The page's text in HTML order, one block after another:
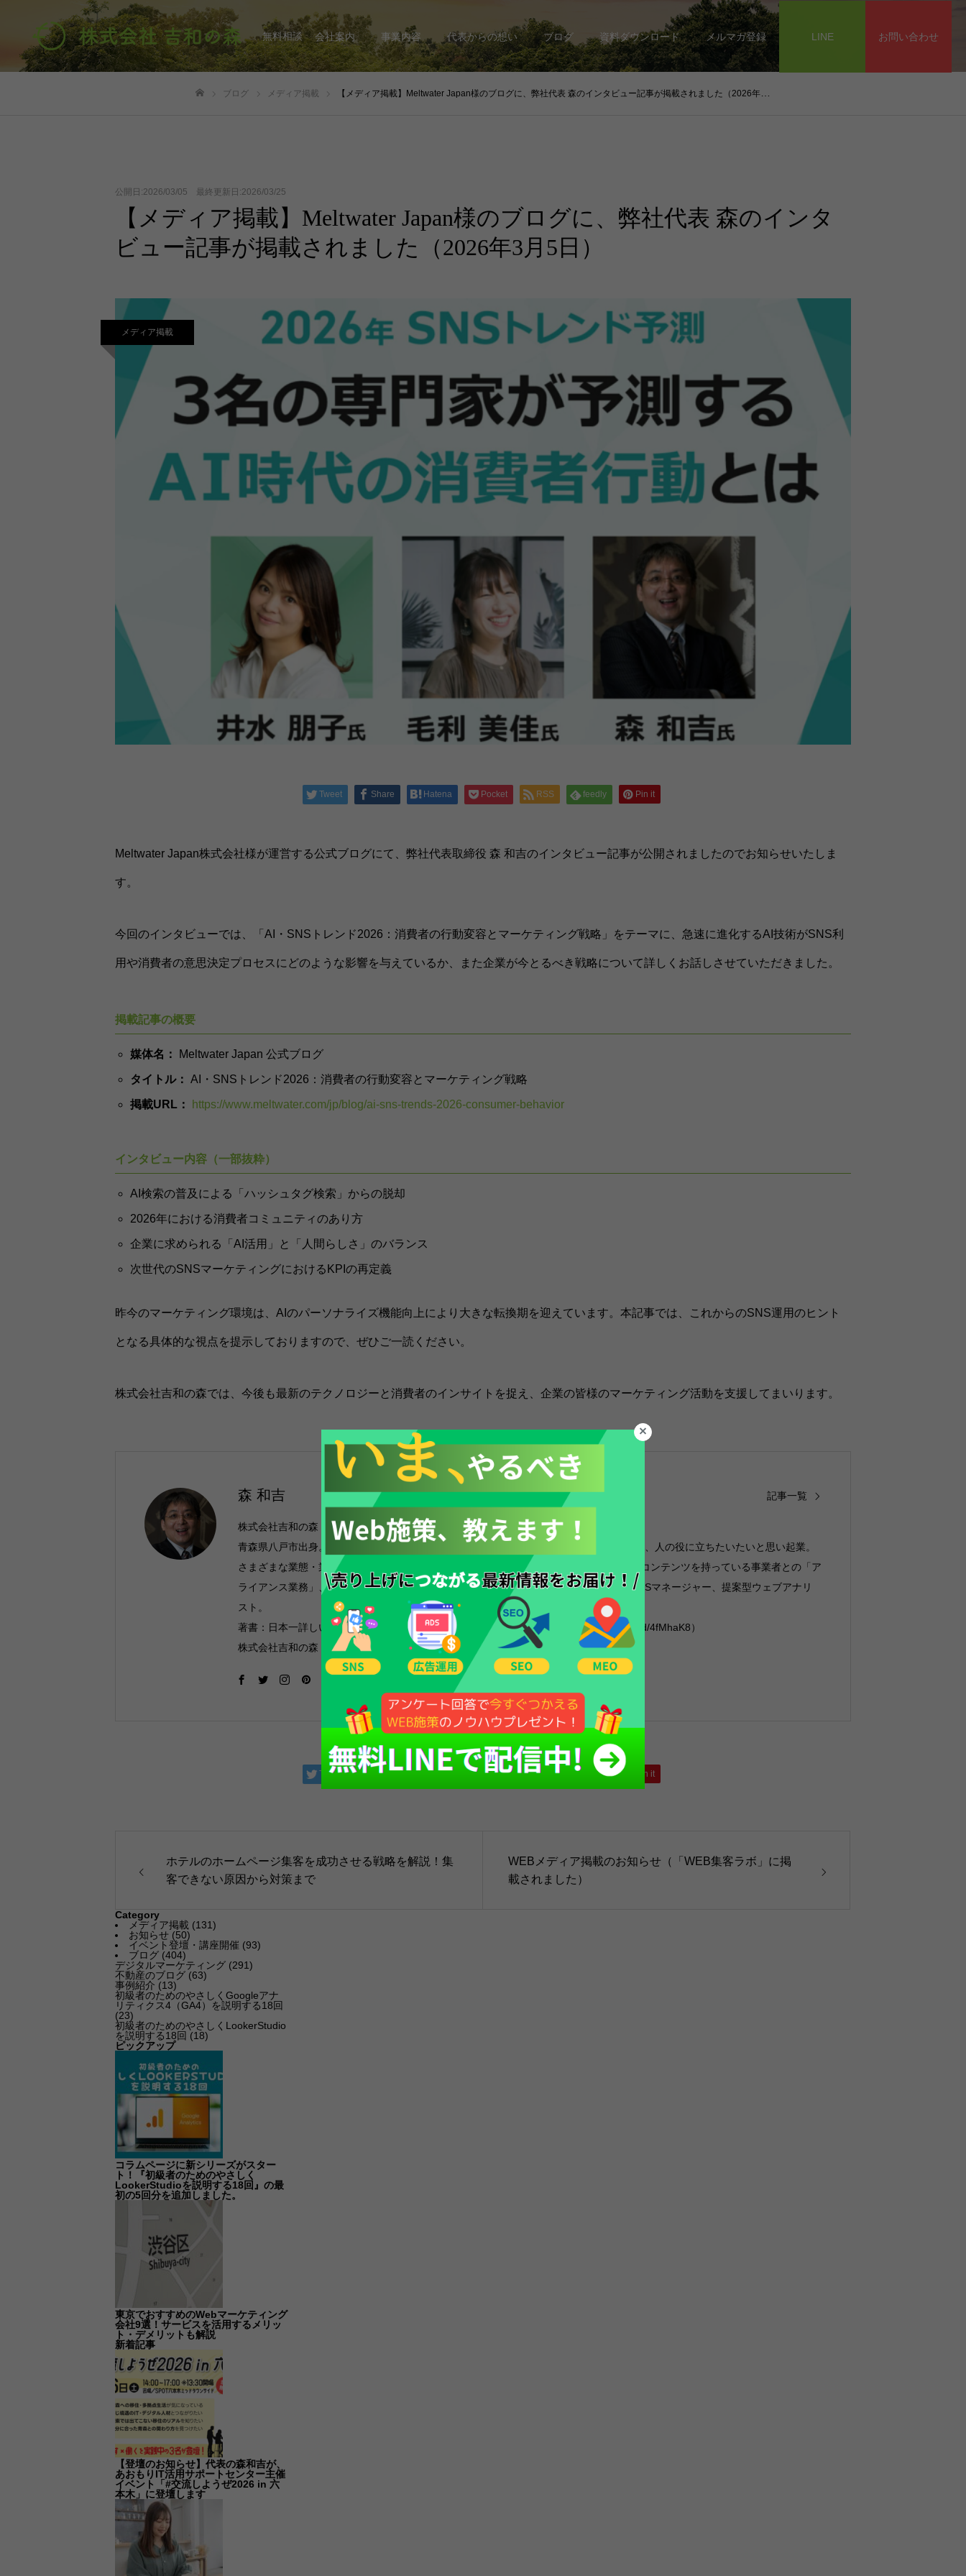
無料相談 会社案内 事業内容 代表からの想い ブログ 資料ダウンロード メルマガ登録 LINE お問い合わせ
ブログ メディア掲載 【メディア掲載】Meltwater Japan様のブログに、弊社代表 森のインタビュー記事が掲載されました（2026年3月5日）
公開日:2026/03/05 最終更新日:2026/03/25
【メディア掲載】Meltwater Japan様のブログに、弊社代表 森のインタ
ビュー記事が掲載されました（2026年3月5日）
メディア掲載
Tweet Share Hatena Pocket RSS feedly Pin it
Meltwater Japan株式会社様が運営する公式ブログにて、弊社代表取締役 森 和吉のインタビュー記事が公開されましたのでお知らせいたしま
す。
今回のインタビューでは、「AI・SNSトレンド2026：消費者の行動変容とマーケティング戦略」をテーマに、急速に進化するAI技術がSNS利
用や消費者の意思決定プロセスにどのような影響を与えているか、また企業が今とるべき戦略について詳しくお話しさせていただきました。
掲載記事の概要
媒体名： Meltwater Japan 公式ブログ
タイトル： AI・SNSトレンド2026：消費者の行動変容とマーケティング戦略
掲載URL： https://www.meltwater.com/jp/blog/ai-sns-trends-2026-consumer-behavior
インタビュー内容（一部抜粋）
AI検索の普及による「ハッシュタグ検索」からの脱却
2026年における消費者コミュニティのあり方
企業に求められる「AI活用」と「人間らしさ」のバランス
次世代のSNSマーケティングにおけるKPIの再定義
昨今のマーケティング環境は、AIのパーソナライズ機能向上により大きな転換期を迎えています。本記事では、これからのSNS運用のヒント
となる具体的な視点を提示しておりますので、ぜひご一読ください。
株式会社吉和の森では、今後も最新のテクノロジーと消費者のインサイトを捉え、企業の皆様のマーケティング活動を支援してまいります。
森 和吉 記事一覧
株式会社吉和の森 代表取締役
青森県八戸市出身。2019年11月、ライフワークとしてデジタル・マーケティングに携わり、人の役に立ちたいたいと思い起業。
さまざまな業態・業種の事業案件を手掛けている。コンテンツ立ち上げ後の集客や運用、コンテンツを持っている事業者との「ア
ライアンス業務」、「Webを使った集客」を強みとするウェブ解析士マスター、チーフSNSマネージャー、提案型ウェブアナリ
スト。
著書：日本一詳しいWeb集客術「デジタル・マーケティング超入門」（https://amzn.asia/d/4fMhaK8）
株式会社吉和の森：https://yoshikazunomori.com/
Tweet Share Hatena Pocket RSS feedly Pin it
ホテルのホームページ集客を成功させる戦略を解説！集
客できない原因から対策まで
WEBメディア掲載のお知らせ（「WEB集客ラボ」に掲
載されました）
Category
メディア掲載 (131)
お知らせ (50)
イベント登壇・講座開催 (93)
ブログ (404)
デジタルマーケティング (291)
不動産のブログ (63)
事例紹介 (13)
初級者のためのやさしくGoogleアナ
リティクス4（GA4）を説明する18回
(23)
初級者のためのやさしくLookerStudio
を説明する18回 (18)
ピックアップ
コラムページに新シリーズがスター
ト！『初級者のためのやさしく
LookerStudioを説明する18回』の最
初の5回分を追加しました。
東京でおすすめのWebマーケティング
会社9選！サービスを活用するメリッ
ト・デメリットも解説
新着記事
【登壇のお知らせ】代表の森和吉が、
あおもりIT活用サポートセンター主催
イベント「#交流しようぜ2026 in 六
本木」に登壇します